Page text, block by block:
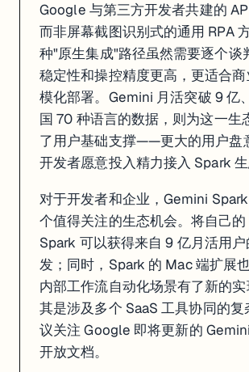
Google 与第三方开发者共建的
而非屏幕截图识别式的通用 RPA
种"原生集成"路径虽然需要逐个谈
稳定性和操控精度更高，更适合
模化部署。Gemini 月活突破 9 亿
国 70 种语言的数据，则为这一生
了用户基础支撑——更大的用户盘
开发者愿意投入精力接入 Spark 生
对于开发者和企业，Gemini
个值得关注的生态机会。将自己的
Spark 可以获得来自 9 亿月活用
发；同时，Spark 的 Mac 端扩展
内部工作流自动化场景有了新的
其是涉及多个 SaaS 工具协同的复
议关注 Google 即将更新的
开放文档。